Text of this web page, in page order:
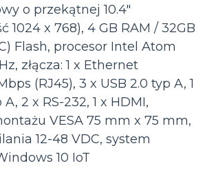
o przekątnej 10.4″
1024 x 768), 4 GB RAM / 32GB
Flash, procesor Intel Atom
złącza: 1 x Ethernet
(RJ45), 3 x USB 2.0 typ A, 1
2 x RS-232, 1 x HDMI,
VESA 75 mm x 75 mm,
12-48 VDC, system
10 IoT